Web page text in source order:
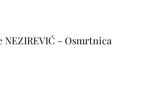
NEZIREVIĆ - Osmrtnica